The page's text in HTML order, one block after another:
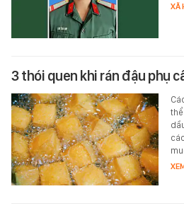
XÃ
3 thói quen khi rán đậu phụ